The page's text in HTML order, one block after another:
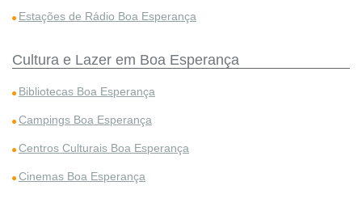
Estações de Rádio Boa Esperança
Cultura e Lazer em Boa Esperança
Bibliotecas Boa Esperança
Campings Boa Esperança
Centros Culturais Boa Esperança
Cinemas Boa Esperança